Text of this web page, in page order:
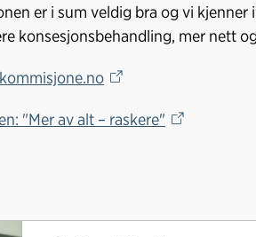
er i sum veldig bra og vi
konsesjonsbehandling, mer nett
"Mer av alt – raskere"